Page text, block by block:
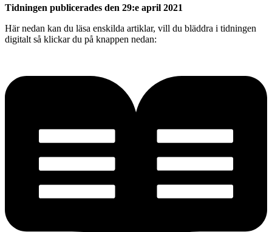
Tidningen publicerades den 29:e april 2021
Här nedan kan du läsa enskilda artiklar, vill du bläddra i tidningen
digitalt så klickar du på knappen nedan: